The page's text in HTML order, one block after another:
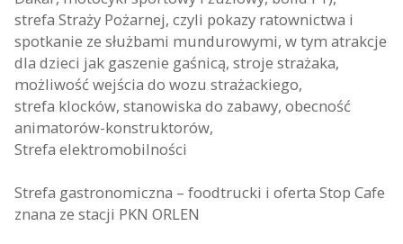
strefa Straży Pożarnej, czyli pokazy ratownictwa i
spotkanie ze służbami mundurowymi, w tym atrakcje
dla dzieci jak gaszenie gaśnicą, stroje strażaka,
możliwość wejścia do wozu strażackiego,
strefa klocków, stanowiska do zabawy, obecność
animatorów-konstruktorów,
Strefa elektromobilności
Strefa gastronomiczna – foodtrucki i oferta Stop Cafe
znana ze stacji PKN ORLEN